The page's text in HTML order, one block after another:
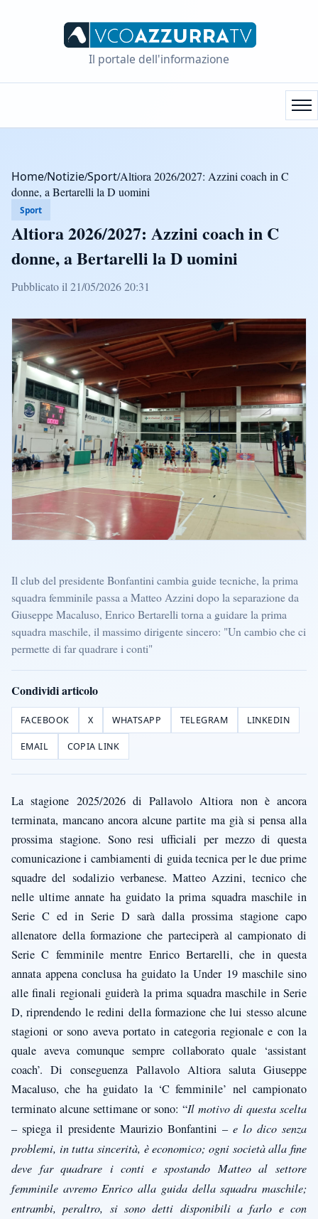
Il portale dell'informazione
Home/Notizie/Sport/Altiora 2026/2027: Azzini coach in C
donne, a Bertarelli la D uomini
Sport
Altiora 2026/2027: Azzini coach in C
donne, a Bertarelli la D uomini
Pubblicato il 21/05/2026 20:31
Il club del presidente Bonfantini cambia guide tecniche, la prima
squadra femminile passa a Matteo Azzini dopo la separazione da
Giuseppe Macaluso, Enrico Bertarelli torna a guidare la prima
squadra maschile, il massimo dirigente sincero: "Un cambio che ci
permette di far quadrare i conti"
Condividi articolo
FACEBOOK X WHATSAPP TELEGRAM LINKEDIN
EMAIL COPIA LINK
La stagione 2025/2026 di Pallavolo Altiora non è ancora
terminata, mancano ancora alcune partite ma già si pensa alla
prossima stagione. Sono resi ufficiali per mezzo di questa
comunicazione i cambiamenti di guida tecnica per le due prime
squadre del sodalizio verbanese. Matteo Azzini, tecnico che
nelle ultime annate ha guidato la prima squadra maschile in
Serie C ed in Serie D sarà dalla prossima stagione capo
allenatore della formazione che parteciperà al campionato di
Serie C femminile mentre Enrico Bertarelli, che in questa
annata appena conclusa ha guidato la Under 19 maschile sino
alle finali regionali guiderà la prima squadra maschile in Serie
D, riprendendo le redini della formazione che lui stesso alcune
stagioni or sono aveva portato in categoria regionale e con la
quale aveva comunque sempre collaborato quale ‘assistant
coach’. Di conseguenza Pallavolo Altiora saluta Giuseppe
Macaluso, che ha guidato la ‘C femminile’ nel campionato
terminato alcune settimane or sono: “Il motivo di questa scelta
– spiega il presidente Maurizio Bonfantini – e lo dico senza
problemi, in tutta sincerità, è economico; ogni società alla fine
deve far quadrare i conti e spostando Matteo al settore
femminile avremo Enrico alla guida della squadra maschile;
entrambi, peraltro, si sono detti disponibili a farlo e con